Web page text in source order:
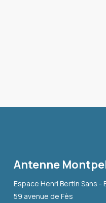
Antenne
Espace Henri Bertin Sans -
59 avenue de Fès